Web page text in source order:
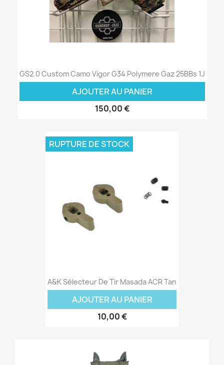
GS2.0 Custom Camo Vigor G34 Polymere Gaz 25BBs 1J
AJOUTER AU PANIER
150,00 €
A&K Sélecteur De Tir Masada ACR Tan
AJOUTER AU PANIER
10,00 €
RUPTURE DE STOCK